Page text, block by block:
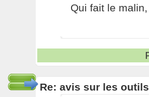
Qui fait le
Re: avis sur les